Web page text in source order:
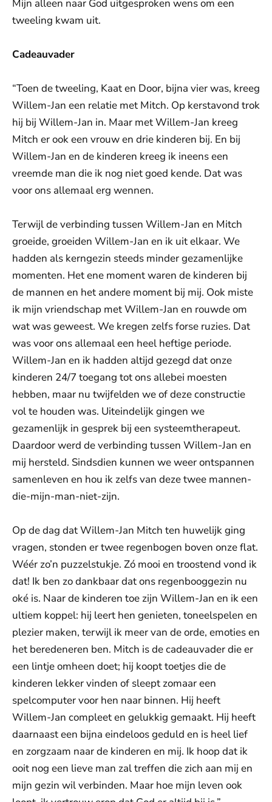
Mijn alleen naar God uitgesproken wens om een
tweeling kwam uit.
Cadeauvader
“Toen de tweeling, Kaat en Door, bijna vier was, kreeg
Willem-Jan een relatie met Mitch. Op kerstavond trok
hij bij Willem-Jan in. Maar met Willem-Jan kreeg
Mitch er ook een vrouw en drie kinderen bij. En bij
Willem-Jan en de kinderen kreeg ik ineens een
vreemde man die ik nog niet goed kende. Dat was
voor ons allemaal erg wennen.
Terwijl de verbinding tussen Willem-Jan en Mitch
groeide, groeiden Willem-Jan en ik uit elkaar. We
hadden als kerngezin steeds minder gezamenlijke
momenten. Het ene moment waren de kinderen bij
de mannen en het andere moment bij mij. Ook miste
ik mijn vriendschap met Willem-Jan en rouwde om
wat was geweest. We kregen zelfs forse ruzies. Dat
was voor ons allemaal een heel heftige periode.
Willem-Jan en ik hadden altijd gezegd dat onze
kinderen 24/7 toegang tot ons allebei moesten
hebben, maar nu twijfelden we of deze constructie
vol te houden was. Uiteindelijk gingen we
gezamenlijk in gesprek bij een systeemtherapeut.
Daardoor werd de verbinding tussen Willem-Jan en
mij hersteld. Sindsdien kunnen we weer ontspannen
samenleven en hou ik zelfs van deze twee mannen-
die-mijn-man-niet-zijn.
Op de dag dat Willem-Jan Mitch ten huwelijk ging
vragen, stonden er twee regenbogen boven onze flat.
Wéér zo’n puzzelstukje. Zó mooi en troostend vond ik
dat! Ik ben zo dankbaar dat ons regenbooggezin nu
oké is. Naar de kinderen toe zijn Willem-Jan en ik een
ultiem koppel: hij leert hen genieten, toneelspelen en
plezier maken, terwijl ik meer van de orde, emoties en
het beredeneren ben. Mitch is de cadeauvader die er
een lintje omheen doet; hij koopt toetjes die de
kinderen lekker vinden of sleept zomaar een
spelcomputer voor hen naar binnen. Hij heeft
Willem-Jan compleet en gelukkig gemaakt. Hij heeft
daarnaast een bijna eindeloos geduld en is heel lief
en zorgzaam naar de kinderen en mij. Ik hoop dat ik
ooit nog een lieve man zal treffen die zich aan mij en
mijn gezin wil verbinden. Maar hoe mijn leven ook